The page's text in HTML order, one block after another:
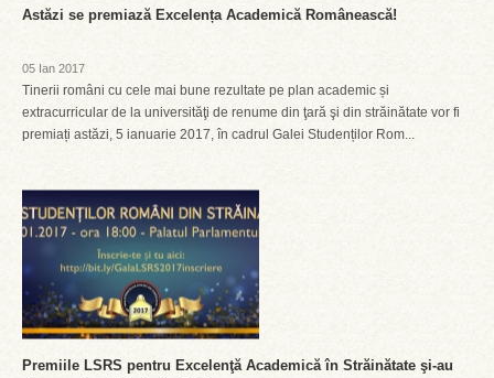
Astăzi se premiază Excelența Academică Românească!
05 Ian 2017
Tinerii români cu cele mai bune rezultate pe plan academic și
extracurricular de la universităţi de renume din ţară şi din străinătate vor fi
premiați astăzi, 5 ianuarie 2017, în cadrul Galei Studenților Rom...
Premiile LSRS pentru Excelenţă Academică în Străinătate şi-au